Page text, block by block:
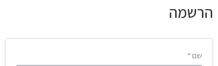
הרשמה
שם *